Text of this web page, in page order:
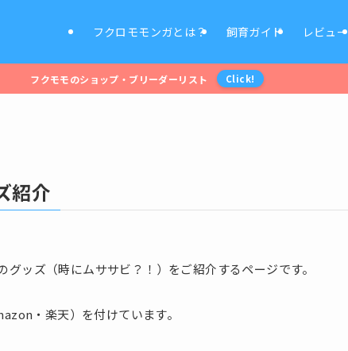
フクロモモンガとは？ 飼育ガイド レビュー
フクモモのショップ・ブリーダーリスト Click!
紹介
ッズ（時にムササビ？！）をご紹介するページです。
・楽天）を付けています。